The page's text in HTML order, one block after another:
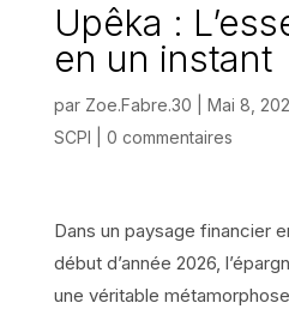
Upêka :
en un instant
par Zoe.Fabre.30 Mai 8,
SCPI
0 commentaires
Dans un paysage financier
début d’année 2026,
une véritable